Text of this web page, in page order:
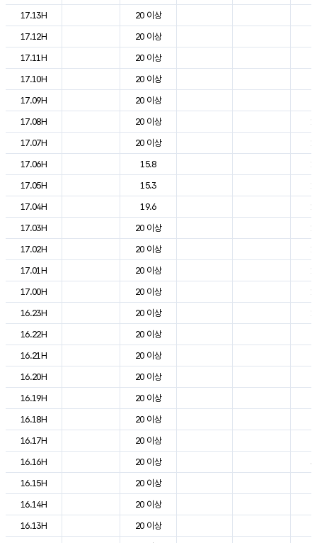
17.13H
20 이상
17.12H
20 이상
17.11H
20 이상
17.10H
20 이상
17.09H
20 이상
17.08H
20 이상
17.07H
20 이상
17.06H
15.8
17.05H
15.3
17.04H
19.6
17.03H
20 이상
17.02H
20 이상
17.01H
20 이상
17.00H
20 이상
16.23H
20 이상
16.22H
20 이상
16.21H
20 이상
16.20H
20 이상
16.19H
20 이상
16.18H
20 이상
16.17H
20 이상
16.16H
20 이상
16.15H
20 이상
16.14H
20 이상
16.13H
20 이상